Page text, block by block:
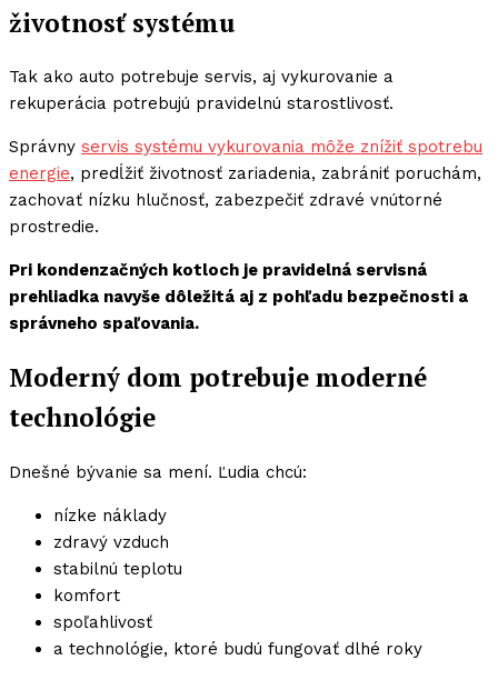
životnosť systému
Tak ako auto potrebuje servis, aj vykurovanie a
rekuperácia potrebujú pravidelnú starostlivosť.
Správny servis systému vykurovania môže znížiť spotrebu
energie, predĺžiť životnosť zariadenia, zabrániť poruchám,
zachovať nízku hlučnosť, zabezpečiť zdravé vnútorné
prostredie.
Pri kondenzačných kotloch je pravidelná servisná
prehliadka navyše dôležitá aj z pohľadu bezpečnosti a
správneho spaľovania.
Moderný dom potrebuje moderné
technológie
Dnešné bývanie sa mení. Ľudia chcú:
nízke náklady
zdravý vzduch
stabilnú teplotu
komfort
spoľahlivosť
a technológie, ktoré budú fungovať dlhé roky